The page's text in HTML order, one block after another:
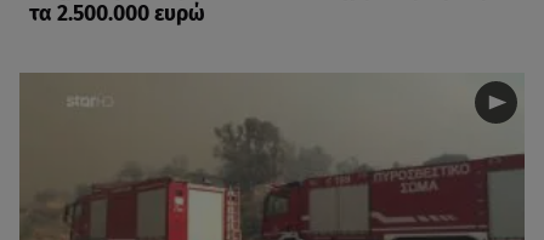
τα 2.500.000 ευρώ